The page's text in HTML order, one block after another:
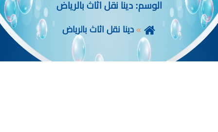
الوسم:دينا نقل اثاث بالرياض
دينا نقل اثاث بالرياض